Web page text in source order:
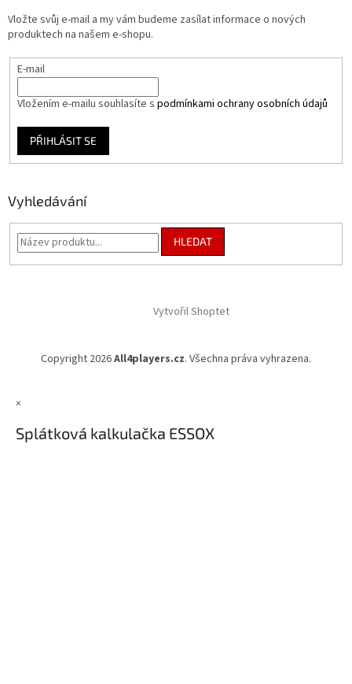
Vložte svůj e-mail a my vám budeme zasílat informace o nových
produktech na našem e-shopu.
E-mail
Vložením e-mailu souhlasíte s podmínkami ochrany osobních údajů
PŘIHLÁSIT SE
Vyhledávání
HLEDAT
Vytvořil Shoptet
Copyright 2026All4players.cz. Všechna práva vyhrazena.
×
Splátková kalkulačka ESSOX